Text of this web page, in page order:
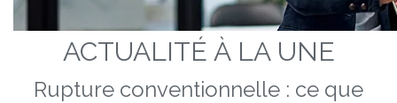
ACTUALITÉ À LA UNE
Rupture conventionnelle : ce que